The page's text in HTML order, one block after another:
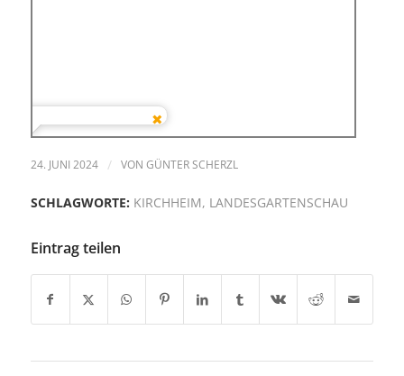
24. JUNI 2024 / VON GÜNTER SCHERZL
SCHLAGWORTE: KIRCHHEIM, LANDESGARTENSCHAU
Eintrag teilen